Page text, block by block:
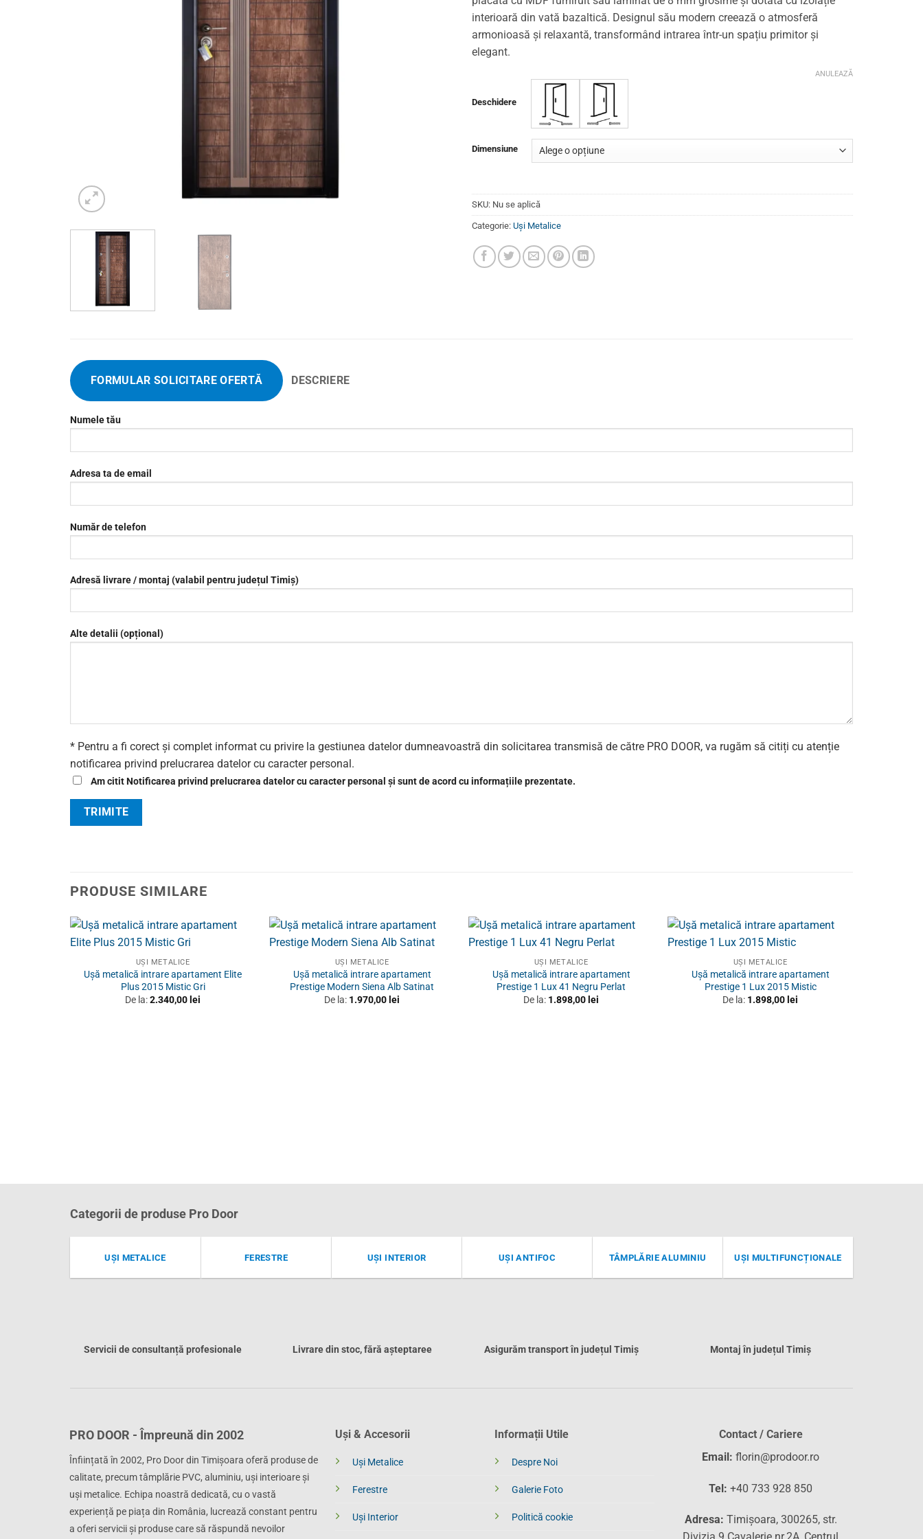
interioară din vată bazaltică. Designul său modern creează o atmosferă
armonioasă și relaxantă, transformând intrarea într-un spațiu primitor și
elegant.
Deschidere
Dimensiune
ANULEAZĂ
SKU: Nu se aplică
Categorie: Uși Metalice
FORMULAR SOLICITARE OFERTĂ DESCRIERE
Numele tău
Adresa ta de email
Număr de telefon
Adresă livrare / montaj (valabil pentru județul Timiș)
Alte detalii (opțional)
* Pentru a fi corect și complet informat cu privire la gestiunea datelor dumneavoastră din solicitarea transmisă de către PRO DOOR, va rugăm să citiți cu atenție
notificarea privind prelucrarea datelor cu caracter personal.
Am citit Notificarea privind prelucrarea datelor cu caracter personal și sunt de acord cu informațiile prezentate.
PRODUSE SIMILARE
UȘI METALICE
Ușă metalică intrare apartament Elite
Plus 2015 Mistic Gri
De la:2.340,00 lei
UȘI METALICE
Ușă metalică intrare apartament
Prestige Modern Siena Alb Satinat
De la: 1.970,00 lei
UȘI METALICE
Ușă metalică intrare apartament
Prestige 1 Lux 41 Negru Perlat
De la: 1.898,00 lei
UȘI METALICE
Ușă metalică intrare apartament
Prestige 1 Lux 2015 Mistic
De la: 1.898,00 lei
Categorii de produse Pro Door
UȘI METALICE FERESTRE UȘI INTERIOR UȘI ANTIFOC TÂMPLĂRIE ALUMINIU UȘI MULTIFUNCȚIONALE
Servicii de consultanță profesionale Livrare din stoc, fără așteptaree Asigurăm transport în județul Timiș Montaj în județul Timiș
PRO DOOR - Împreună din 2002
Înființată în 2002, Pro Door din Timișoara oferă produse de
calitate, precum tâmplărie PVC, aluminiu, uși interioare și
uși metalice. Echipa noastră dedicată, cu o vastă
experiență pe piața din România, lucrează constant pentru
a oferi servicii și produse care să răspundă nevoilor
Uși & Accesorii
Uși Metalice
Ferestre
Uși Interior
Informații Utile
Despre Noi
Galerie Foto
Politică cookie
Contact / Cariere
Email: florin@prodoor.ro
Tel: +40 733 928 850
Adresa: Timișoara, 300265, str.